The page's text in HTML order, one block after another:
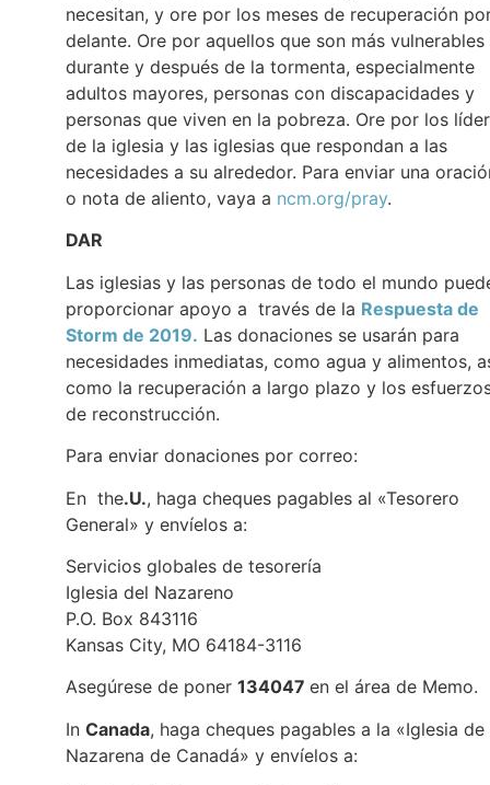
necesitan, y ore por los meses de recuperación
delante. Ore por aquellos que son más vulnerables
durante y después de la tormenta, especialmente
adultos mayores, personas con discapacidades y
personas que viven en la pobreza. Ore por los
de la iglesia y las iglesias que respondan a las
necesidades a su alrededor. Para enviar una
o nota de aliento, vaya a ncm.org/pray.
DAR
Las iglesias y las personas de todo el mundo
proporcionar apoyo a través de la Respuesta de
Storm de 2019. Las donaciones se usarán para
necesidades inmediatas, como agua y alimentos,
como la recuperación a largo plazo y los
de reconstrucción.
Para enviar donaciones por correo:
En the.U., haga cheques pagables al «Tesorero
General» y envíelos a:
Servicios globales de tesorería
Iglesia del Nazareno
P.O. Box 843116
Kansas City, MO 64184-3116
Asegúrese de poner 134047 en el área de Memo.
In Canada, haga cheques pagables a la «Iglesia de
Nazarena de Canadá» y envíelos a: